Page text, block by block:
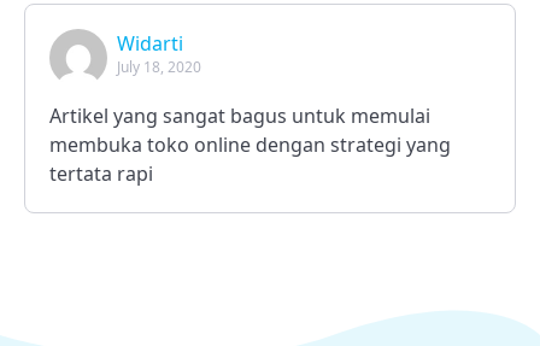
Widarti
July 18, 2020
Artikel yang sangat bagus untuk memulai
membuka toko online dengan strategi yang
tertata rapi